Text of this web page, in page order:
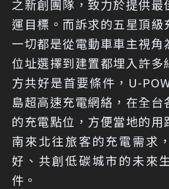
之新創團隊，致力於提供最
運目標。而訴求的五星頂級
一切都是從電動車車主視角
位址選擇到建置都埋入許多
方共好是首要條件，U-
島超高速充電網絡，在全台
的充電點位，方便當地的用
南來北往旅客的充電需求
好、共創低碳城市的未來
件。